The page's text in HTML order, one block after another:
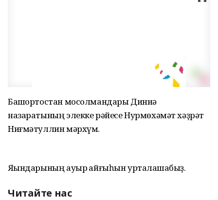
Башҡортостан мосолмандары Диниә
назаратының элекке рәйесе Нурмөхәмәт хәҙрәт
Ниғмәтуллин мәрхүм.
Яҡындарының ауыр ҡайғыһын уртаҡлашабыҙ.
Читайте нас